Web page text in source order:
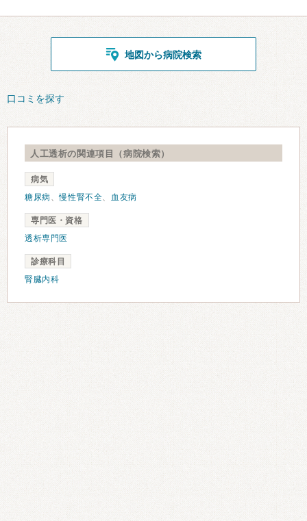
地図から病院検索
口コミを探す
人工透析の関連項目（病院検索）
病気
糖尿病、慢性腎不全、 血友病
専門医・資格
透析専門医
診療科目
腎臓内科